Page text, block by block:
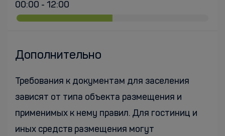
00:00 - 12:00
Дополнительно
Требования к документам для заселения
зависят от типа объекта размещения и
применимых к нему правил. Для гостиниц и
иных средств размещения могут